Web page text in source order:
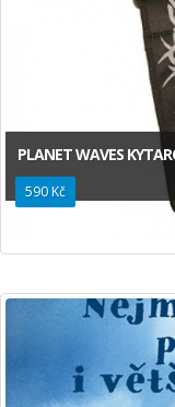
PLANET WAVES
590 Kč